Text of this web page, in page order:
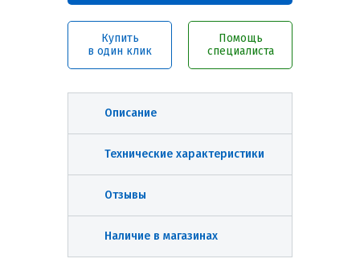
Купить
в один клик
Помощь
специалиста
Описание
Технические характеристики
Отзывы
Наличие в магазинах